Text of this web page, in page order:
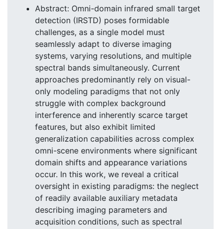
Abstract: Omni-domain infrared small target
detection (IRSTD) poses formidable
challenges, as a single model must
seamlessly adapt to diverse imaging
systems, varying resolutions, and multiple
spectral bands simultaneously. Current
approaches predominantly rely on visual-
only modeling paradigms that not only
struggle with complex background
interference and inherently scarce target
features, but also exhibit limited
generalization capabilities across complex
omni-scene environments where significant
domain shifts and appearance variations
occur. In this work, we reveal a critical
oversight in existing paradigms: the neglect
of readily available auxiliary metadata
describing imaging parameters and
acquisition conditions, such as spectral